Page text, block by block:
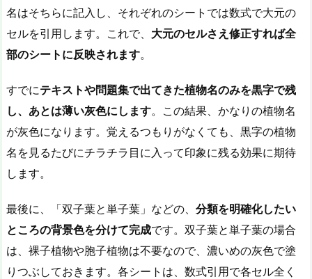
名はそちらに記入し、それぞれのシートでは数式で大元の
セルを引用します。これで、 大元のセルさえ修正すれば全
部のシートに反映されます。
すでにテキストや問題集で出てきた植物名のみを黒字で残
し、あとは薄い灰色にします。この結果、かなりの植物名
が灰色になります。覚えるつもりがなくても、黒字の植物
名を見るたびにチラチラ目に入って印象に残る効果に期待
します。
最後に、「双子葉と単子葉」などの、 分類を明確化したい
ところの背景色を分けて完成です。双子葉と単子葉の場合
は、裸子植物や胞子植物は不要なので、濃いめの灰色で塗
りつぶしておきます。各シートは、数式引用で各セル全く